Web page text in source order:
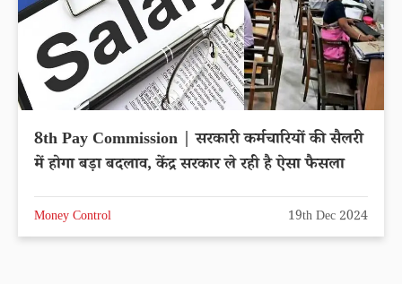
8th Pay Commission | सरकारी कर्मचारियों की सैलरी
में होगा बड़ा बदलाव, केंद्र सरकार ले रही है ऐसा फैसला
Money Control 19th Dec 2024